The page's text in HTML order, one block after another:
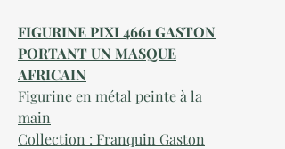
FIGURINE PIXI 4661 GASTON
PORTANT UN MASQUE
AFRICAIN
Figurine en métal peinte à la
main
Collection : Franquin Gaston